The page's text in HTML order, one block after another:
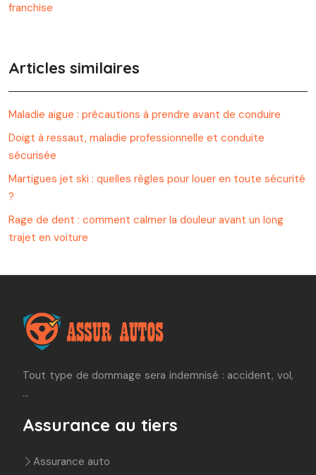
franchise
Articles similaires
Maladie aigue : précautions à prendre avant de conduire
Doigt à ressaut, maladie professionnelle et conduite
sécurisée
Martigues jet ski : quelles règles pour louer en toute sécurité
?
Rage de dent : comment calmer la douleur avant un long
trajet en voiture
Tout type de dommage sera indemnisé : accident, vol,
…
Assurance au tiers
Assurance auto